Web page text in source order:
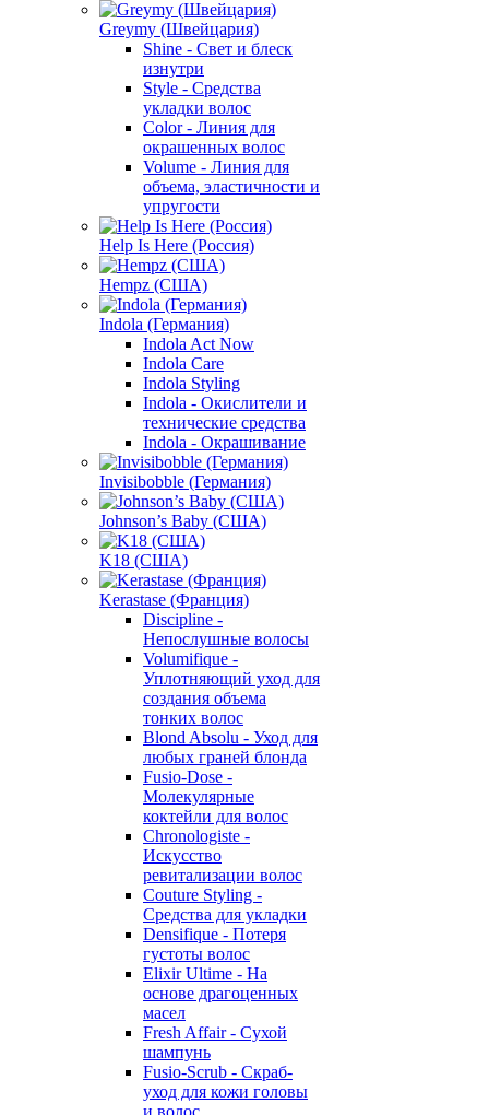
Greymy (Швейцария)
Shine - Свет и блеск
изнутри
Style - Средства
укладки волос
Color - Линия для
окрашенных волос
Volume - Линия для
объема, эластичности и
упругости
Help Is Here (Россия)
Hempz (США)
Indola (Германия)
Indola Act Now
Indola Care
Indola Styling
Indola - Окислители и
технические средства
Indola - Окрашивание
Invisibobble (Германия)
Johnson’s Baby (США)
K18 (США)
Kerastase (Франция)
Discipline -
Непослушные волосы
Volumifique -
Уплотняющий уход для
создания объема
тонких волос
Blond Absolu - Уход для
любых граней блонда
Fusio-Dose -
Молекулярные
коктейли для волос
Chronologiste -
Искусство
ревитализации волос
Couture Styling -
Средства для укладки
Densifique - Потеря
густоты волос
Elixir Ultime - На
основе драгоценных
масел
Fresh Affair - Сухой
шампунь
Fusio-Scrub - Скраб-
уход для кожи головы
и волос